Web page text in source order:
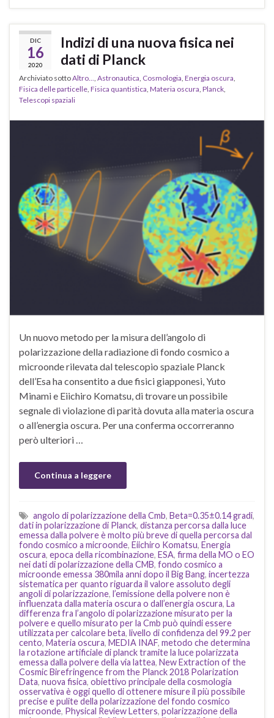
DIC
16
2020
Indizi di una nuova fisica nei
dati di Planck
Archiviato sottoAltro..., Astronautica, Cosmologia, Energia oscura,
Fisica delle particelle, Fisica quantistica, Materia oscura, Planck,
Telescopi spaziali
Un nuovo metodo per la misura dell’angolo di
polarizzazione della radiazione di fondo cosmico a
microonde rilevata dal telescopio spaziale Planck
dell’Esa ha consentito a due fisici giapponesi, Yuto
Minami e Eiichiro Komatsu, di trovare un possibile
segnale di violazione di parità dovuta alla materia oscura
o all’energia oscura. Per una conferma occorreranno
però ulteriori …
Continua a leggere
angolo di polarizzazione della Cmb, Beta=0.35±0.14 gradi,
dati in polarizzazione di Planck, distanza percorsa dalla luce
emessa dalla polvere è molto più breve di quella percorsa dal
fondo cosmico a microonde, Eiichiro Komatsu, Energia
oscura, epoca della ricombinazione, ESA, firma della MO o EO
nei dati di polarizzazione della CMB, fondo cosmico a
microonde emessa 380mila anni dopo il Big Bang, incertezza
sistematica per quanto riguarda il valore assoluto degli
angoli di polarizzazione, l’emissione della polvere non è
influenzata dalla materia oscura o dall’energia oscura, La
differenza fra l’angolo di polarizzazione misurato per la
polvere e quello misurato per la Cmb può quindi essere
utilizzata per calcolare beta, livello di confidenza del 99.2 per
cento, Materia oscura, MEDIA INAF, metodo che determina
la rotazione artificiale di planck tramite la luce polarizzata
emessa dalla polvere della via lattea, New Extraction of the
Cosmic Birefringence from the Planck 2018 Polarization
Data, nuova fisica, obiettivo principale della cosmologia
osservativa è oggi quello di ottenere misure il più possibile
precise e pulite della polarizzazione del fondo cosmico
microonde, Physical Review Letters, polarizzazione della